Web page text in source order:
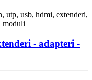
- adapteri -